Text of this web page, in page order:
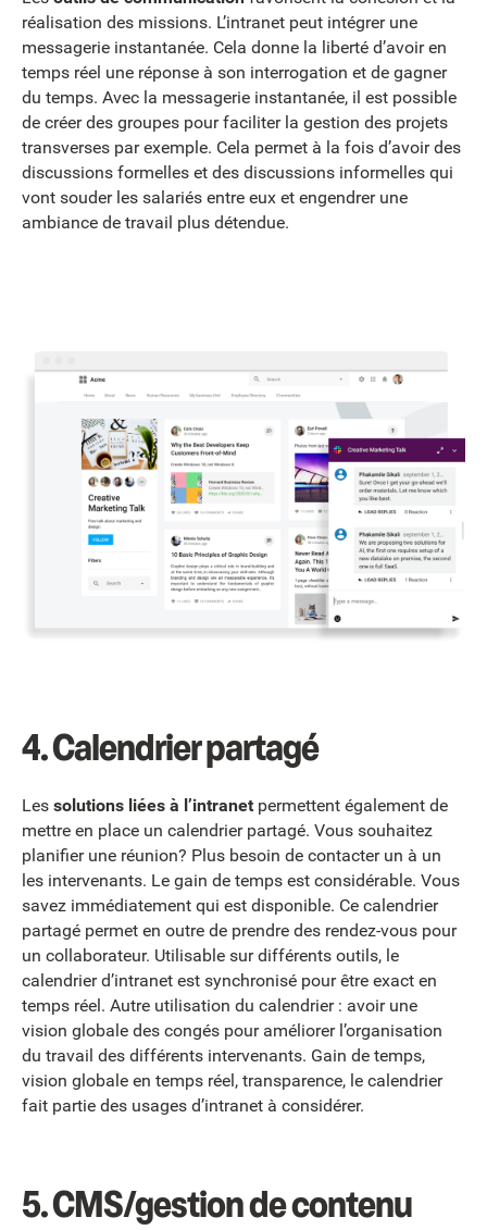
réalisation des missions. L’intranet peut intégrer une
messagerie instantanée. Cela donne la liberté d’avoir en
temps réel une réponse à son interrogation et de gagner
du temps. Avec la messagerie instantanée, il est possible
de créer des groupes pour faciliter la gestion des projets
transverses par exemple. Cela permet à la fois d’avoir des
discussions formelles et des discussions informelles qui
vont souder les salariés entre eux et engendrer une
ambiance de travail plus détendue.
4.Calendrier partagé
Les solutions liées à l’intranet permettent également de
mettre en place un calendrier partagé. Vous souhaitez
planifier une réunion? Plus besoin de contacter un à un
les intervenants. Le gain de temps est considérable. Vous
savez immédiatement qui est disponible. Ce calendrier
partagé permet en outre de prendre des rendez-vous pour
un collaborateur. Utilisable sur différents outils, le
calendrier d’intranet est synchronisé pour être exact en
temps réel. Autre utilisation du calendrier : avoir une
vision globale des congés pour améliorer l’organisation
du travail des différents intervenants. Gain de temps,
vision globale en temps réel, transparence, le calendrier
fait partie des usages d’intranet à considérer.
5.CMS/gestion de contenu